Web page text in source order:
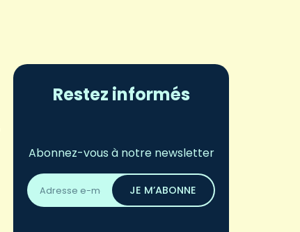
Restez informés
Abonnez-vous à notre newsletter
Adresse
email
*
JE M’ABONNE